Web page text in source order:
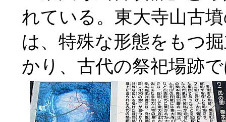
れている。東大寺山古
は、特殊な形態をもつ
かり、古代の祭祀場跡